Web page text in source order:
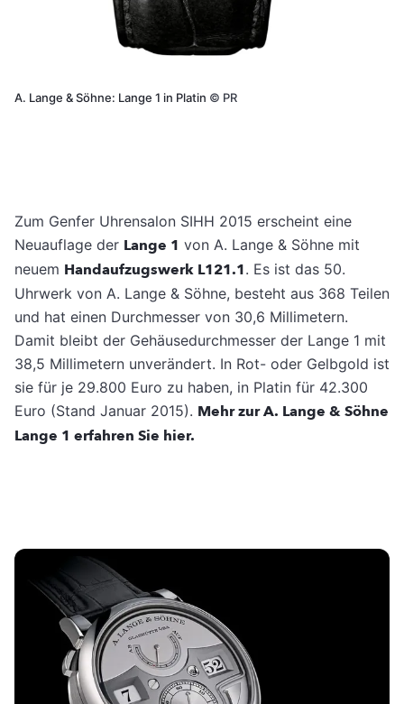
A. Lange & Söhne: Lange 1 in Platin © PR
Zum Genfer Uhrensalon SIHH 2015 erscheint eine
Neuauflage der Lange 1 von A. Lange & Söhne mit
neuem Handaufzugswerk L121.1. Es ist das 50.
Uhrwerk von A. Lange & Söhne, besteht aus 368 Teilen
und hat einen Durchmesser von 30,6 Millimetern.
Damit bleibt der Gehäusedurchmesser der Lange 1 mit
38,5 Millimetern unverändert. In Rot- oder Gelbgold ist
sie für je 29.800 Euro zu haben, in Platin für 42.300
Euro (Stand Januar 2015). Mehr zur A. Lange & Söhne
Lange 1 erfahren Sie hier.